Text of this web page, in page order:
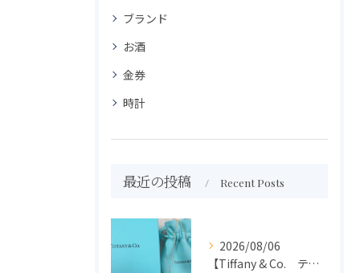
ブランド
お酒
金券
時計
最近の投稿 Recent Posts
2026/08/06
【Tiffany & Co. ティファニー】買取 大吉盛岡店 アクセサリー買取しました！！